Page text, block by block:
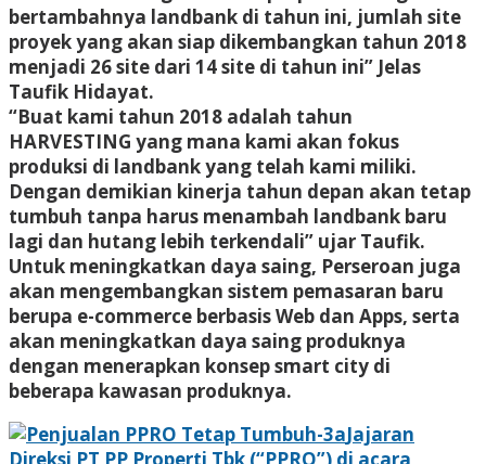
bertambahnya landbank di tahun ini, jumlah site
proyek yang akan siap dikembangkan tahun 2018
menjadi 26 site dari 14 site di tahun ini” Jelas
Taufik Hidayat.
“Buat kami tahun 2018 adalah tahun
HARVESTING yang mana kami akan fokus
produksi di landbank yang telah kami miliki.
Dengan demikian kinerja tahun depan akan tetap
tumbuh tanpa harus menambah landbank baru
lagi dan hutang lebih terkendali” ujar Taufik.
Untuk meningkatkan daya saing, Perseroan juga
akan mengembangkan sistem pemasaran baru
berupa e-commerce berbasis Web dan Apps, serta
akan meningkatkan daya saing produknya
dengan menerapkan konsep smart city di
beberapa kawasan produknya.
Jajaran
Direksi PT PP Properti Tbk (“PPRO”) di acara